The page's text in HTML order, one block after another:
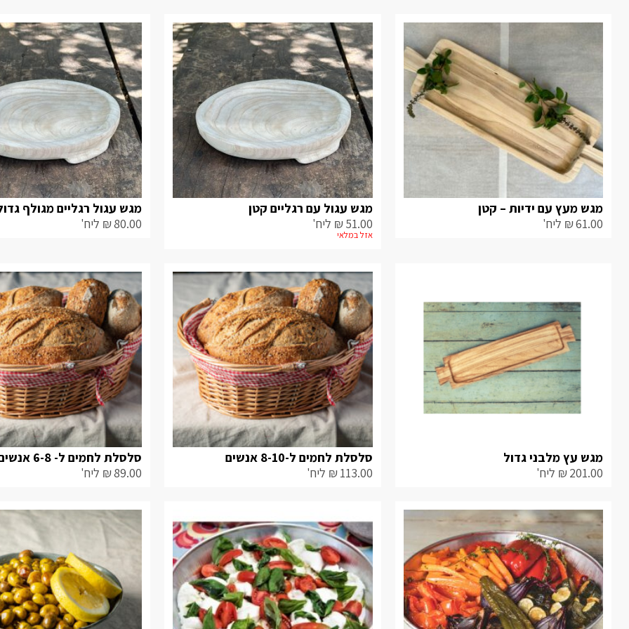
מגש מעץ עם ידיות – קטן
₪61.00 ליח'
מגש עגול עם רגליים קטן
₪51.00 ליח'
אזל במלאי
מגש עגול רגליים מגולף
₪80.00 ליח'
מגש עץ מלבני גדול
₪201.00 ליח'
סלסלת לחמים ל-8-10 אנשים
₪113.00 ליח'
סלסלת לחמים ל- 6-8 אנשים
₪89.00 ליח'